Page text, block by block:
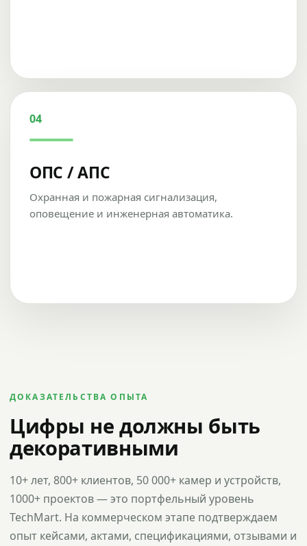
04
ОПС / АПС
Охранная и пожарная сигнализация,
оповещение и инженерная автоматика.
ДОКАЗАТЕЛЬСТВА ОПЫТА
Цифры не должны быть
декоративными
10+ лет, 800+ клиентов, 50 000+ камер и устройств,
1000+ проектов — это портфельный уровень
TechMart. На коммерческом этапе подтверждаем
опыт кейсами, актами, спецификациями, отзывами и